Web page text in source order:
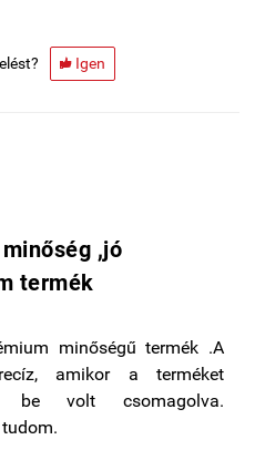
 Igen
,jó
termék
minőségű termék .A
amikor a terméket
be volt csomagolva.